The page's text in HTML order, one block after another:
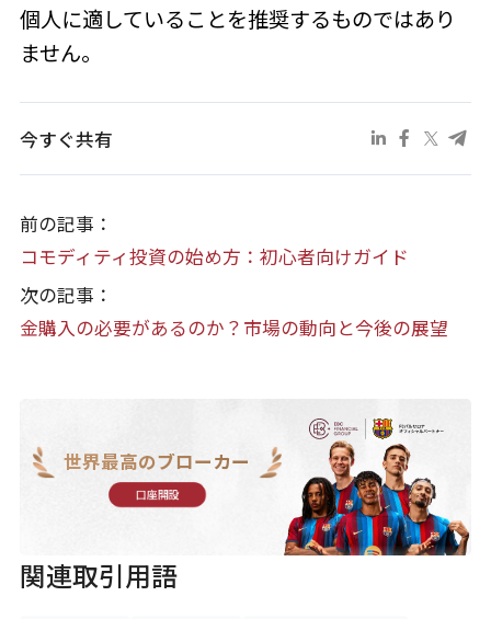
個人に適していることを推奨するものではあり
ません。
今すぐ共有
前の記事：
コモディティ投資の始め方：初心者向けガイド
次の記事：
金購入の必要があるのか？市場の動向と今後の展望
世界最高のブローカー
口座開設
関連取引用語